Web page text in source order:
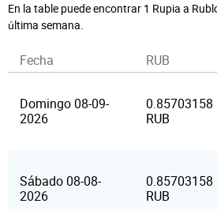
En la table puede encontrar 1 Rupia a
última semana.
Fecha RUB
Domingo 08-09-
2026
0.85703158
RUB
Sábado 08-08-
2026
0.85703158
RUB